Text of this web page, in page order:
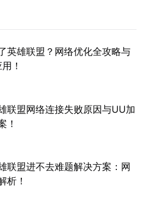
英雄联盟？网络优化全攻略与
！
联盟网络连接失败原因与UU加
！
联盟进不去难题解决方案：网
析！